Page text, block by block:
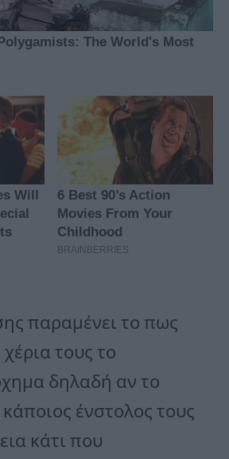
παραμένει το πως
τους το
δηλαδή αν το
ένστολος τους
κάτι που